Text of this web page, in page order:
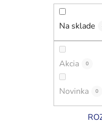
Na sklade
Akcia 0
Novinka 0